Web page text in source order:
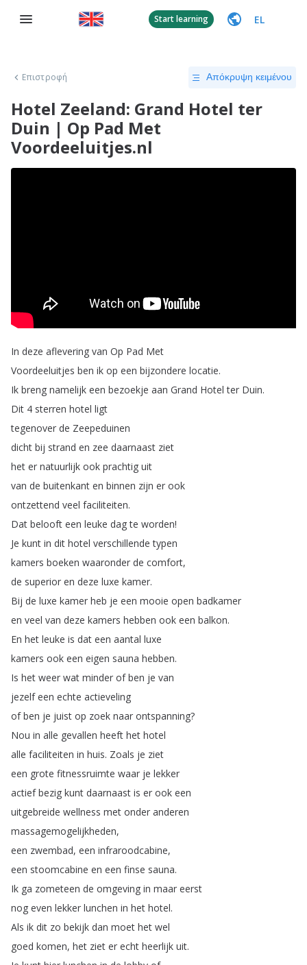
Start learning EL
Επιστροφή Απόκρυψη κειμένου
Hotel Zeeland: Grand Hotel ter
Duin | Op Pad Met
Voordeeluitjes.nl
In deze aflevering van Op Pad Met
Voordeeluitjes ben ik op een bijzondere locatie.
Ik breng namelijk een bezoekje aan Grand Hotel ter Duin.
Dit 4 sterren hotel ligt
tegenover de Zeepeduinen
dicht bij strand en zee daarnaast ziet
het er natuurlijk ook prachtig uit
van de buitenkant en binnen zijn er ook
ontzettend veel faciliteiten.
Dat belooft een leuke dag te worden!
Je kunt in dit hotel verschillende typen
kamers boeken waaronder de comfort,
de superior en deze luxe kamer.
Bij de luxe kamer heb je een mooie open badkamer
en veel van deze kamers hebben ook een balkon.
En het leuke is dat een aantal luxe
kamers ook een eigen sauna hebben.
Is het weer wat minder of ben je van
jezelf een echte actieveling
of ben je juist op zoek naar ontspanning?
Nou in alle gevallen heeft het hotel
alle faciliteiten in huis. Zoals je ziet
een grote fitnessruimte waar je lekker
actief bezig kunt daarnaast is er ook een
uitgebreide wellness met onder anderen
massagemogelijkheden,
een zwembad, een infraroodcabine,
een stoomcabine en een finse sauna.
Ik ga zometeen de omgeving in maar eerst
nog even lekker lunchen in het hotel.
Als ik dit zo bekijk dan moet het wel
goed komen, het ziet er echt heerlijk uit.